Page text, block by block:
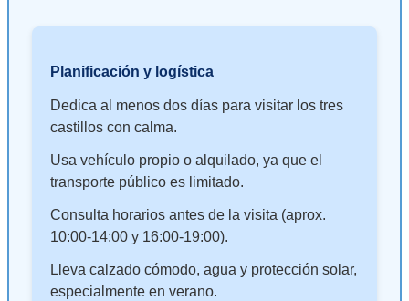
Planificación y logística
Dedica al menos dos días para visitar los tres
castillos con calma.
Usa vehículo propio o alquilado, ya que el
transporte público es limitado.
Consulta horarios antes de la visita (aprox.
10:00-14:00 y 16:00-19:00).
Lleva calzado cómodo, agua y protección solar,
especialmente en verano.